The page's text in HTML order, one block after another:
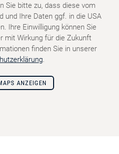
Sie bitte zu, dass diese vom
und Ihre Daten ggf. in die USA
Ihre Einwilligung können Sie
mit Wirkung für die Zukunft
finden Sie in unserer
.
ANZEIGEN